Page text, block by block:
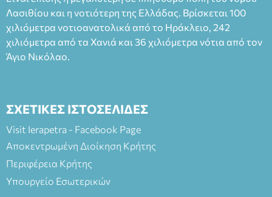
και στο more.com Χώρος: 3ο Γυμνάσιο Ιεράπετρας
(Είσοδος ΕΠΑ.Λ.) Έναρξη 21:15 Οργάνωση: ΚΝΩΣΟΣ
ΘΕΑΤΡΙΚΕΣ ΠΑΡΑΓΩΓΕΣ ΕΕ
Λασιθίου και η νοτιότερη της Ελλάδας. Βρίσκεται 100
χιλιόμετρα νοτιοανατολικά από το Ηράκλειο, 242
χιλιόμετρα από τα Χανιά και 36 χιλιόμετρα νότια από τον
Άγιο Νικόλαο.
ΣΧΕΤΙΚΕΣ ΙΣΤΟΣΕΛΙΔΕΣ
Visit Ierapetra - Facebook Page
Αποκεντρωμένη Διοίκηση Κρήτης
Περιφέρεια Κρήτης
Υπουργείο Εσωτερικών